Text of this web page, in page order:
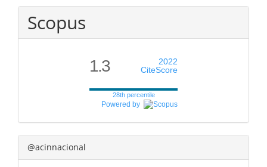
Scopus
1.3
2022
CiteScore
28th percentile
Powered by
@acinnacional